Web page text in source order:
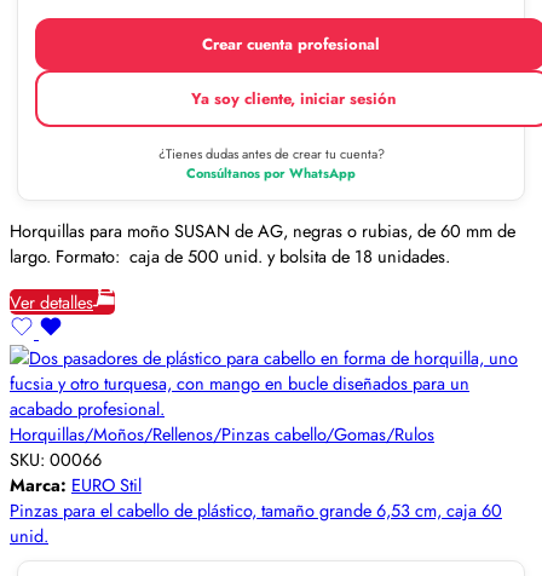
Crear cuenta profesional
Ya soy cliente, iniciar sesión
¿Tienes dudas antes de crear tu cuenta?
Consúltanos por WhatsApp
Horquillas para moño SUSAN de AG, negras o rubias, de 60 mm de
largo. Formato: caja de 500 unid. y bolsita de 18 unidades.
Ver detalles
Horquillas/Moños/Rellenos/Pinzas cabello/Gomas/Rulos
SKU: 00066
Marca: EURO Stil
Pinzas para el cabello de plástico, tamaño grande 6,53 cm, caja 60
unid.